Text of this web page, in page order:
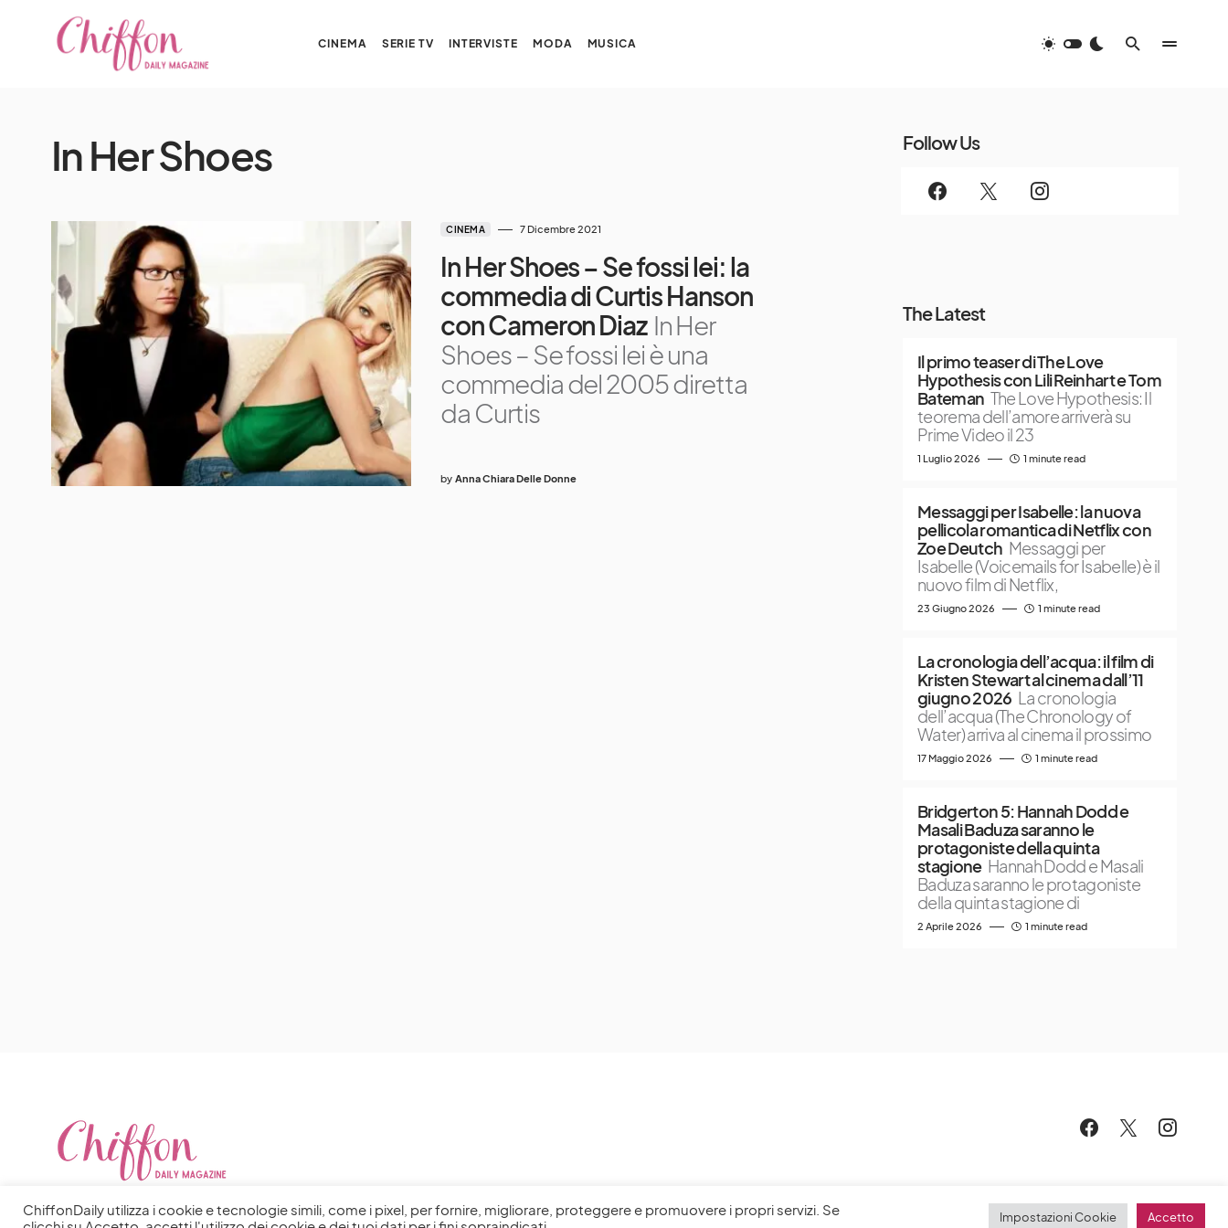
CINEMA SERIE TV INTERVISTE MODA MUSICA
In Her Shoes
CINEMA 7 Dicembre 2021
In Her Shoes – Se fossi lei: la
commedia di Curtis Hanson
con Cameron Diaz In Her
Shoes – Se fossi lei è una
commedia del 2005 diretta
da Curtis
by Anna Chiara Delle Donne
Follow Us
The Latest
Il primo teaser di The Love
Hypothesis con Lili Reinhart e Tom
Bateman The Love Hypothesis: Il
teorema dell’amore arriverà su
Prime Video il 23
1 Luglio 2026 1 minute read
Messaggi per Isabelle: la nuova
pellicola romantica di Netflix con
Zoe Deutch Messaggi per
Isabelle (Voicemails for Isabelle) è il
nuovo film di Netflix,
23 Giugno 2026 1 minute read
La cronologia dell’acqua: il film di
Kristen Stewart al cinema dall’11
giugno 2026 La cronologia
dell’acqua (The Chronology of
Water) arriva al cinema il prossimo
17 Maggio 2026 1 minute read
Bridgerton 5: Hannah Dodd e
Masali Baduza saranno le
protagoniste della quinta
stagione Hannah Dodd e Masali
Baduza saranno le protagoniste
della quinta stagione di
2 Aprile 2026 1 minute read
ChiffonDaily utilizza i cookie e tecnologie simili, come i pixel, per fornire, migliorare, proteggere e promuovere i propri servizi. Se
Impostazioni Cookie Accetto